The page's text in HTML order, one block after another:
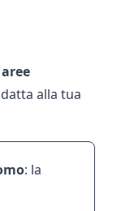
aree
alla tua
: la